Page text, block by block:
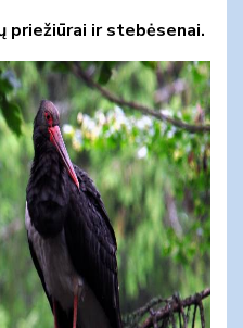
priežiūrai ir stebėsenai.